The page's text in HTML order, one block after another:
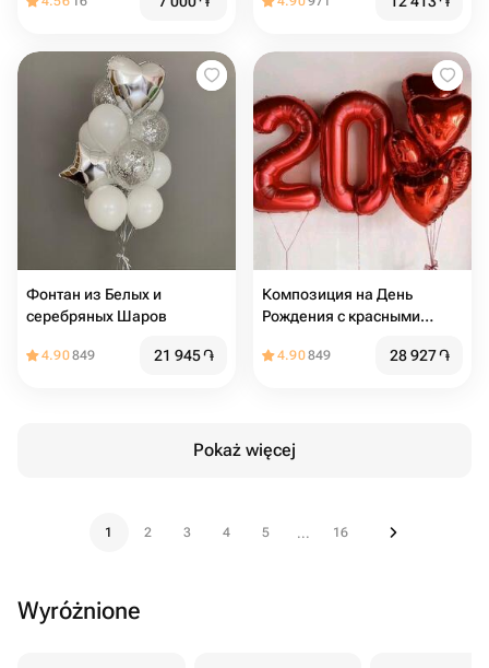
Фонтан из Белых и
серебряных Шаров
4.90849 21 945֏
Композиция на День
Рождения с красными
4.90849 28 927֏
Pokaż więcej
1 2 3 4 5 ... 16
Wyróżnione